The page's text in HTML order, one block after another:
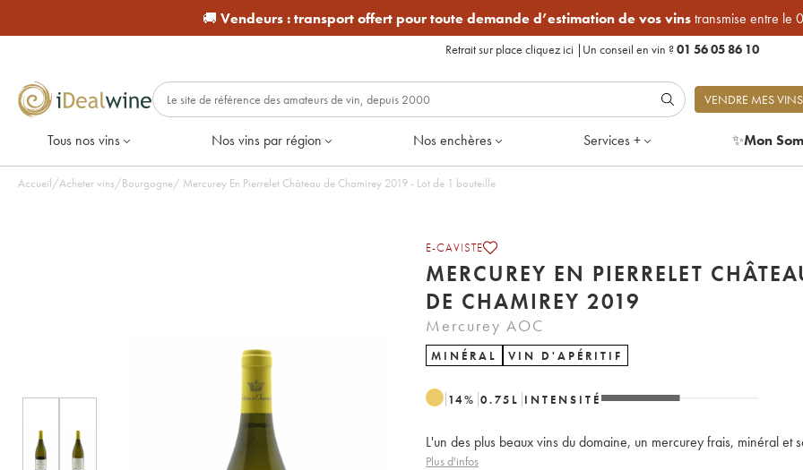
🚚 Vendeurs :transport offert pour toute demande d’estimation de vos vinstransmise entre le
Retrait sur place cliquez ici | Un conseil en vin ?01 56 05 86 10
VENDRE MES VINS
Tous nos vins Nos vins par région Nos enchères Services + ✨Mon
Accueil/Acheter vins/Bourgogne/ Mercurey En Pierrelet Château de Chamirey 2019 - Lot de 1 bouteille
E-CAVISTE
MERCUREY EN PIERRELET
DE CHAMIREY 2019
Mercurey AOC
MINÉRAL VIN D'APÉRITIF
14% 0.75 L INTENSITÉ
L'un des plus beaux vins du domaine, un mercurey frais, minéral et
Plus d'infos